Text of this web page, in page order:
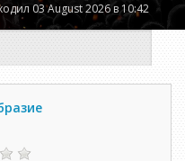
03 August 2026 в 10:42